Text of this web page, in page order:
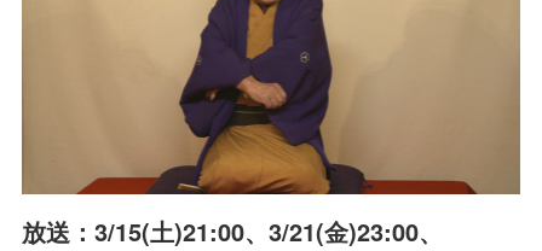
放送：3/15(土)21:00、3/21(金)23:00、